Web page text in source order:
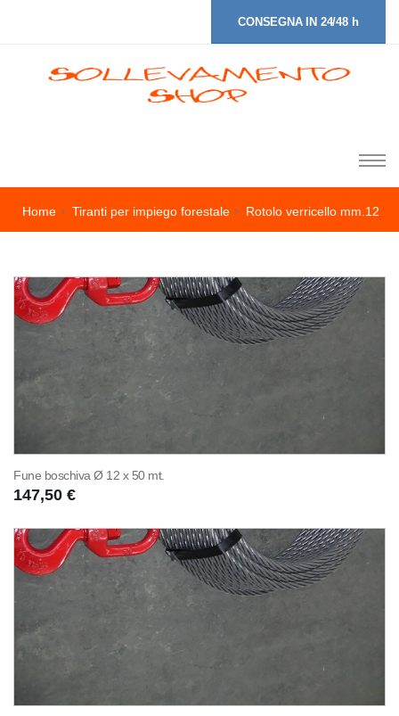
CONSEGNA IN 24/48 h
Home Tiranti per impiego forestale Rotolo verricello mm.12
Fune boschiva Ø 12 x 50 mt.
147,50 €